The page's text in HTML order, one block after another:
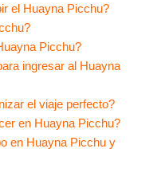
el Huayna Picchu?
Picchu?
ingresar al Huayna
el viaje perfecto?
en Huayna Picchu?
en Huayna Picchu y